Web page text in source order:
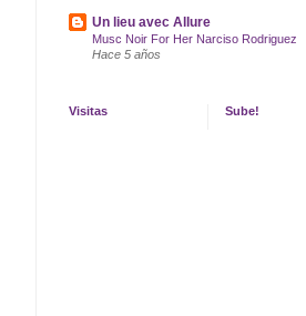
Un lieu avec Allure
Musc Noir For Her Narciso Rodriguez
Hace 5 años
Visitas Sube!